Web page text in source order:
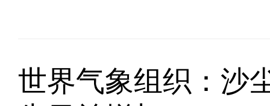
世界气象组织：沙